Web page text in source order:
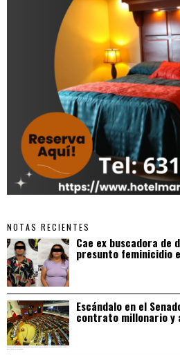
NOTAS RECIENTES
Cae ex buscadora de
presunto feminicidio
Escándalo en el
contrato millonario y